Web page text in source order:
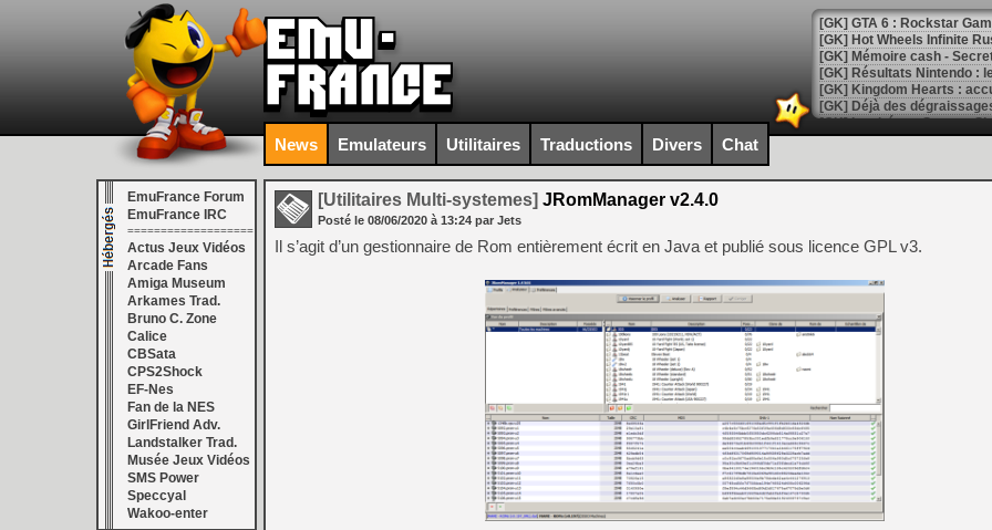
[GK] GTA 6 : Rockstar
[GK] Hot Wheels Infinite
[GK] Mémoire cash -
[GK] Résultats Nintendo :
[GK] Déjà des
[Mo5] Brickboy cherche à
[GK] Minecraft et ses «
[GK] Beast of
[GK] Ubisoft : fin de partie
[GK] Mémoire cash -
[GK] Dan Houser (GTA)
[GK] Comment EA Sports
[GK] Crimson Moon : un
[GK] Isle of Reveries : le
[GK] Moonlighter 2 : The
[GK] Capcom relance
[Mo5] Deux inédits du
[GK] Le beat'em up The
[GK] Endless Legend 2 :
[LS] [PS5] Le WebKit
News Emulateurs Utilitaires Traductions Divers Chat
EmuFrance Forum
EmuFrance IRC
===================
Actus Jeux Vidéos
Arcade Fans
Amiga Museum
Arkames Trad.
Bruno C. Zone
Calice
CBSata
CPS2Shock
EF-Nes
Fan de la NES
GirlFriend Adv.
Landstalker Trad.
Musée Jeux Vidéos
SMS Power
Speccyal
Wakoo-enter
[Utilitaires Multi-systemes] JRomManager v2.4.0
Posté le 08/06/2020 à 13:24 par Jets
Il s’agit d’un gestionnaire de Rom entièrement écrit en Java et publié sous licence GPL v3.